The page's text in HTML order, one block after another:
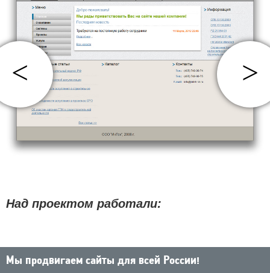
< >
Над проектом работали:
Мы продвигаем сайты для всей России!